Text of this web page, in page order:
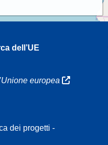
dell’UE
europea
dei progetti -